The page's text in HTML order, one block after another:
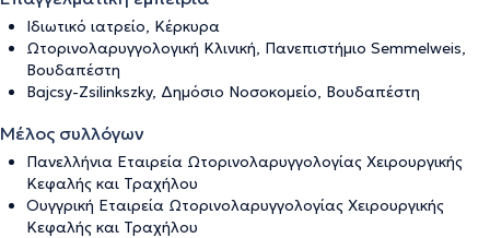
Ιδιωτικό ιατρείο, Κέρκυρα
Ωτορινολαρυγγολογική Κλινική, Πανεπιστήμιο Semmelweis,
Βουδαπέστη
Bajcsy-Zsilinkszky, Δημόσιο Νοσοκομείο, Βουδαπέστη
Μέλος συλλόγων
Πανελλήνια Εταιρεία Ωτορινολαρυγγολογίας Χειρουργικής
Κεφαλής και Τραχήλου
Ουγγρική Εταιρεία Ωτορινολαρυγγολογίας Χειρουργικής
Κεφαλής και Τραχήλου